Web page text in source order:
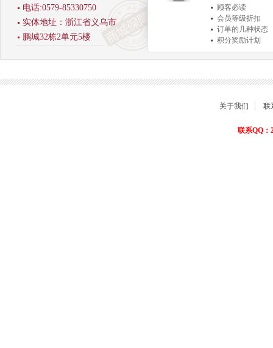
电话:0579-85330750
实体地址：浙江省义乌市
鹏城32栋2单元5楼
顾客必读
会员等级折扣
订单的几种状态
积分奖励计划
商品退货保障
关于我们 联
联系QQ：